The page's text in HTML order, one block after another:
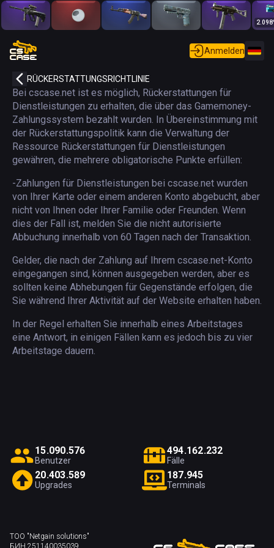
2.098
Anmelden
RÜCKERSTATTUNGSRICHTLINIE
Bei cscase.net ist es möglich, Rückerstattungen für
Dienstleistungen zu erhalten, die über das Gamemoney-
Zahlungssystem bezahlt wurden. In Übereinstimmung mit
der Rückerstattungspolitik kann die Verwaltung der
Ressource Rückerstattungen für Dienstleistungen
gewähren, die mehrere obligatorische Punkte erfüllen:
-Zahlungen für Dienstleistungen bei cscase.net wurden
von Ihrer Karte oder einem anderen Konto abgebucht, aber
nicht von Ihnen oder Ihrer Familie oder Freunden. Wenn
dies der Fall ist, melden Sie die nicht autorisierte
Abbuchung innerhalb von 60 Tagen nach der Transaktion.
Gelder, die nach der Zahlung auf Ihrem cscase.net-Konto
eingegangen sind, können ausgegeben werden, aber es
sollten keine Abhebungen für Gegenstände erfolgen, die
Sie während Ihrer Aktivität auf der Website erhalten haben.
In der Regel erhalten Sie innerhalb eines Arbeitstages
eine Antwort, in einigen Fällen kann es jedoch bis zu vier
Arbeitstage dauern.
15.090.576
Benutzer
494.162.232
Fälle
20.403.589
Upgrades
187.945
Terminals
ТОО "Netgain solutions"
БИН 251140035039